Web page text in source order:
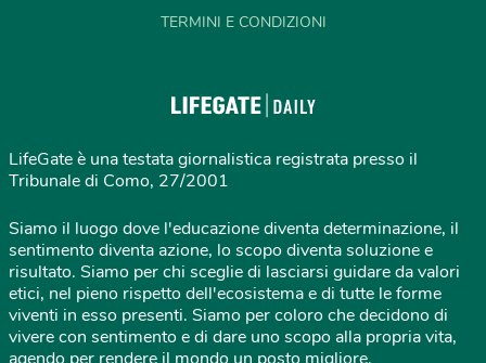
TERMINI E CONDIZIONI
LifeGate è una testata giornalistica registrata presso il
Tribunale di Como, 27/2001
Siamo il luogo dove l'educazione diventa determinazione, il
sentimento diventa azione, lo scopo diventa soluzione e
risultato. Siamo per chi sceglie di lasciarsi guidare da valori
etici, nel pieno rispetto dell'ecosistema e di tutte le forme
viventi in esso presenti. Siamo per coloro che decidono di
vivere con sentimento e di dare uno scopo alla propria vita,